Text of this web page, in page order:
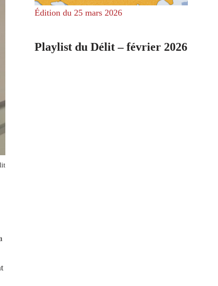
Édition du 25 mars 2026
Playlist du Délit – février 2026